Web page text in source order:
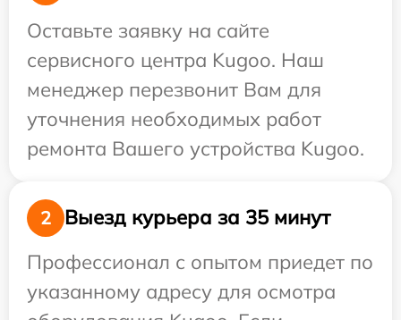
Оставьте заявку на сайте
сервисного центра Kugoo. Наш
менеджер перезвонит Вам для
уточнения необходимых работ
ремонта Вашего устройства Kugoo.
2
Выезд курьера за 35 минут
Профессионал с опытом приедет по
указанному адресу для осмотра